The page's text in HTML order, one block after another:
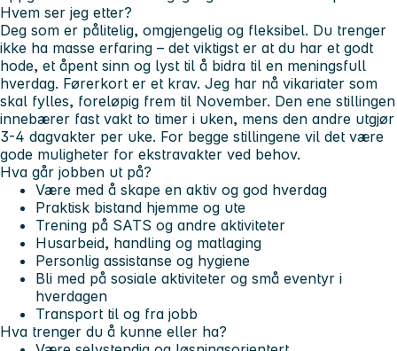
Hvem ser jeg etter?
Deg som er pålitelig, omgjengelig og fleksibel. Du trenger
ikke ha masse erfaring – det viktigst er at du har et godt
hode, et åpent sinn og lyst til å bidra til en meningsfull
hverdag. Førerkort er et krav. Jeg har nå vikariater som
skal fylles, foreløpig frem til November. Den ene stillingen
innebærer fast vakt to timer i uken, mens den andre utgjør
3-4 dagvakter per uke. For begge stillingene vil det være
gode muligheter for ekstravakter ved behov.
Hva går jobben ut på?
Være med å skape en aktiv og god hverdag
Praktisk bistand hjemme og ute
Trening på SATS og andre aktiviteter
Husarbeid, handling og matlaging
Personlig assistanse og hygiene
Bli med på sosiale aktiviteter og små eventyr i
hverdagen
Transport til og fra jobb
Hva trenger du å kunne eller ha?